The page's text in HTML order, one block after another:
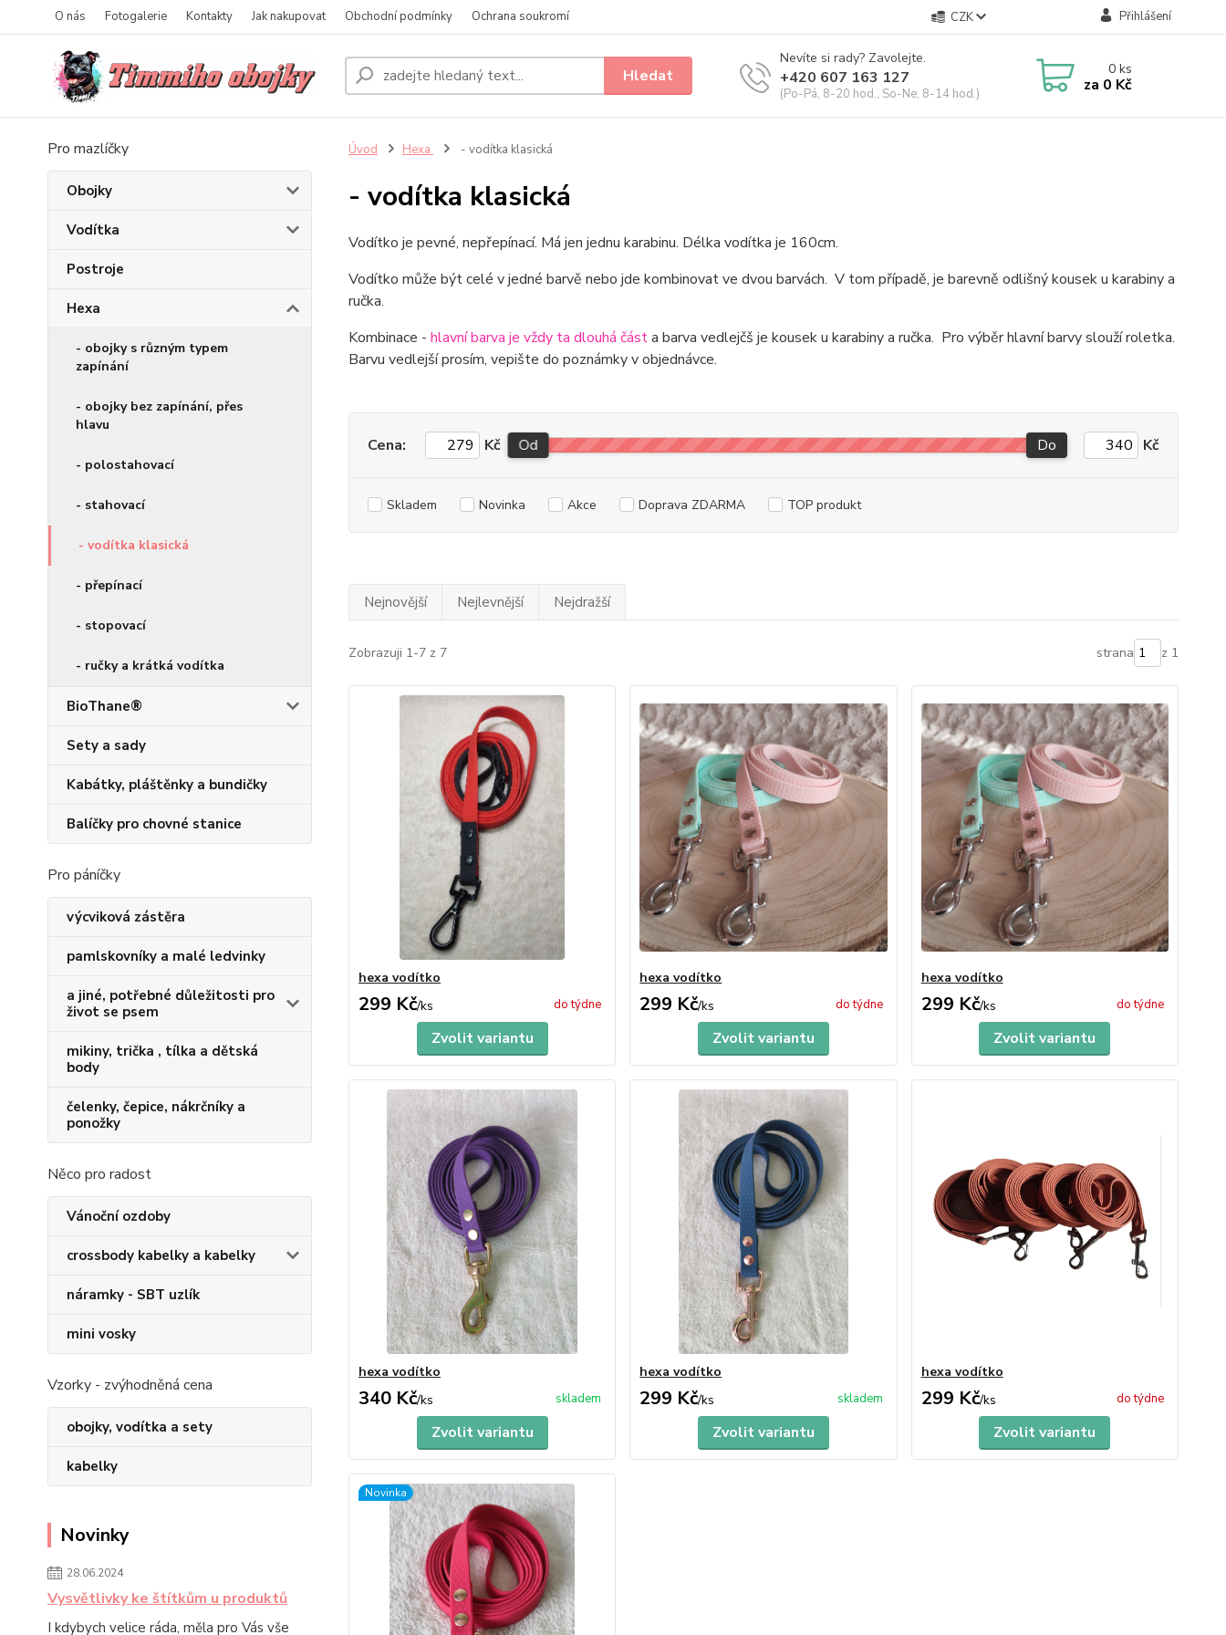
O nás Fotogalerie Kontakty Jak nakupovat Obchodní podmínky Ochrana soukromí CZK Přihlášení
Hledat
Nevíte si rady? Zavolejte.
+420 607 163 127
(Po-Pá, 8-20 hod., So-Ne, 8-14 hod.)
0ks
za 0 Kč
Pro mazlíčky
Obojky
Vodítka
Postroje
Hexa
- obojky s různým typem
zapínání
- obojky bez zapínání, přes
hlavu
- polostahovací
- stahovací
- vodítka klasická
- přepínací
- stopovací
- ručky a krátká vodítka
BioThane®
Sety a sady
Kabátky, pláštěnky a bundičky
Balíčky pro chovné stanice
Pro páníčky
výcviková zástěra
pamlskovníky a malé ledvinky
a jiné, potřebné důležitosti pro
život se psem
mikiny, trička , tílka a dětská
body
čelenky, čepice, nákrčníky a
ponožky
Něco pro radost
Vánoční ozdoby
crossbody kabelky a kabelky
náramky - SBT uzlík
mini vosky
Vzorky - zvýhodněná cena
obojky, vodítka a sety
kabelky
Novinky
28.06.2024
Vysvětlivky ke štítkům u produktů
I kdybych velice ráda, měla pro Vás vše
Úvod Hexa - vodítka klasická
- vodítka klasická
Vodítko je pevné, nepřepínací. Má jen jednu karabinu. Délka vodítka je 160cm.
Vodítko může být celé v jedné barvě nebo jde kombinovat ve dvou barvách. V tom případě, je barevně odlišný kousek u karabiny a
ručka.
Kombinace - hlavní barva je vždy ta dlouhá částa barva vedlejčš je kousek u karabiny a ručka. Pro výběr hlavní barvy slouží roletka.
Barvu vedlejší prosím, vepište do poznámky v objednávce.
Cena: Kč Od Do Kč
Skladem Novinka Akce Doprava ZDARMA TOP produkt
Nejnovější Nejlevnější Nejdražší
Zobrazuji 1-7 z 7 strana z 1
hexa vodítko
299 Kč/ks do týdne
Zvolit variantu
hexa vodítko
299 Kč/ks do týdne
Zvolit variantu
hexa vodítko
299 Kč/ks do týdne
Zvolit variantu
hexa vodítko
340 Kč/ks skladem
Zvolit variantu
hexa vodítko
299 Kč/ks skladem
Zvolit variantu
hexa vodítko
299 Kč/ks do týdne
Zvolit variantu
Novinka